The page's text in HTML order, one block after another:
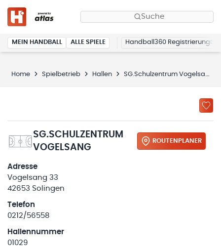
Suche
MEIN HANDBALL ALLE SPIELE Handball360 Registrierung
Home Spielbetrieb Hallen SG.Schulzentrum Vogelsang
SG.SCHULZENTRUM
VOGELSANG
ROUTENPLANER
Adresse
Vogelsang 33
42653 Solingen
Telefon
0212/56558
Hallennummer
01029